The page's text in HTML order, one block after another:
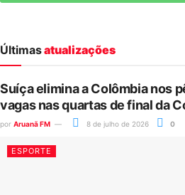
Últimasatualizações
Suíça elimina a Colômbia nos
vagas nas quartas de final da
por Aruanã FM 8 de julho de 2026 0
ESPORTE